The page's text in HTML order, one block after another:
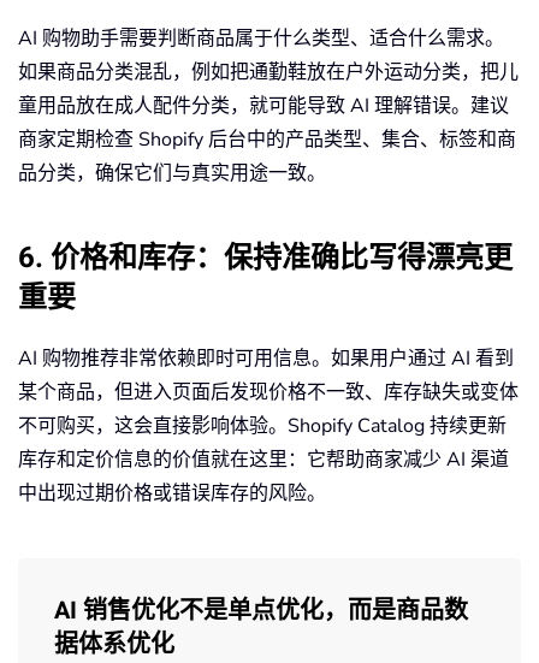
AI 购物助手需要判断商品属于什么类型、适合什么需求。
如果商品分类混乱，例如把通勤鞋放在户外运动分类，把儿
童用品放在成人配件分类，就可能导致 AI 理解错误。建议
商家定期检查 Shopify 后台中的产品类型、集合、标签和商
品分类，确保它们与真实用途一致。
6. 价格和库存：保持准确比写得漂亮更
重要
AI 购物推荐非常依赖即时可用信息。如果用户通过 AI 看到
某个商品，但进入页面后发现价格不一致、库存缺失或变体
不可购买，这会直接影响体验。Shopify Catalog 持续更新
库存和定价信息的价值就在这里：它帮助商家减少 AI 渠道
中出现过期价格或错误库存的风险。
AI 销售优化不是单点优化，而是商品数
据体系优化